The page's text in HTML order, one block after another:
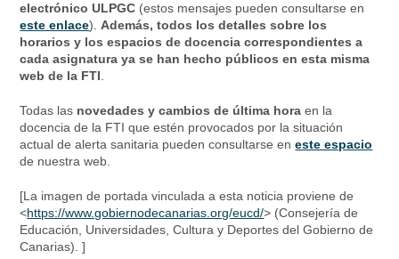
electrónico ULPGC (estos mensajes pueden consultarse en
este enlace).Además, todos los detalles sobre los
horarios y los espacios de docencia correspondientes a
cada asignatura ya se han hecho públicos en esta misma
web de la FTI.
Todas las novedades y cambios de última hora en la
docencia de la FTI que estén provocados por la situación
actual de alerta sanitaria pueden consultarse eneste espacio
de nuestra web.
[La imagen de portada vinculada a esta noticia proviene de
<https://www.gobiernodecanarias.org/eucd/> (Consejería de
Educación, Universidades, Cultura y Deportes del Gobierno de
Canarias). ]